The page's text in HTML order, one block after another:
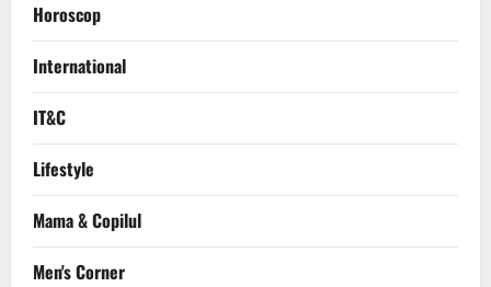
Horoscop
International
IT&C
Lifestyle
Mama & Copilul
Men's Corner